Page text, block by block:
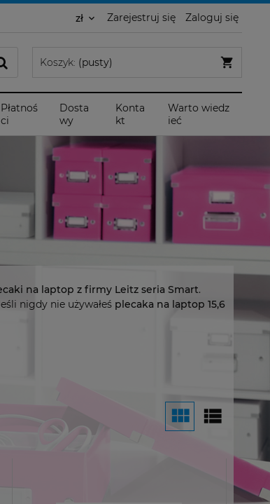
Zarejestruj się Zaloguj się
Koszyk: (pusty)
Płatnoś
ci
Dosta
wy
Konta
kt
Warto wiedz
ieć
na laptop z firmy Leitz seria Smart.
nigdy nie używałeś plecaka na laptop 15,6